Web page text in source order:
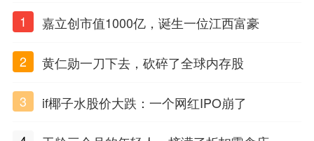
1 嘉立创市值1000亿，诞生一位江西富豪
2 黄仁勋一刀下去，砍碎了全球内存股
3 if椰子水股价大跌：一个网红IPO崩了